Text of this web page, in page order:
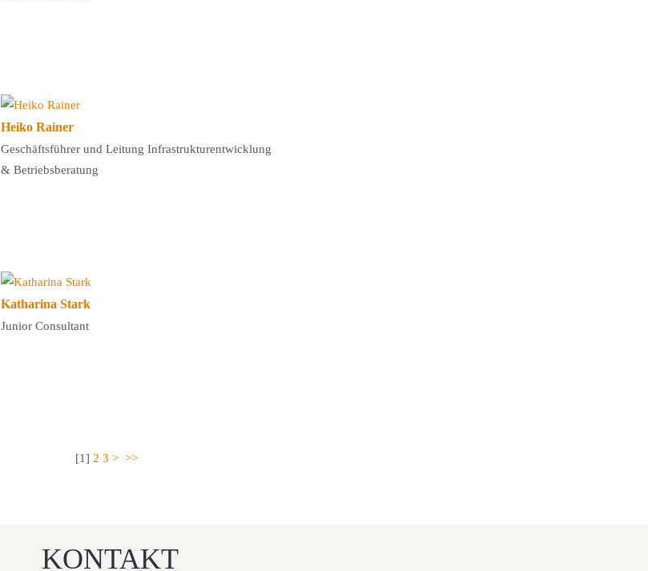
Heiko Rainer
Geschäftsführer und Leitung Infrastrukturentwicklung
& Betriebsberatung
Katharina Stark
Junior Consultant
[1] 2 3 > >>
KONTAKT